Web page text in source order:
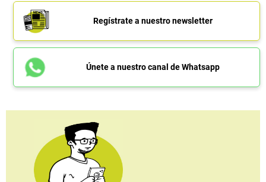
Regístrate a nuestro newsletter
Únete a nuestro canal de Whatsapp